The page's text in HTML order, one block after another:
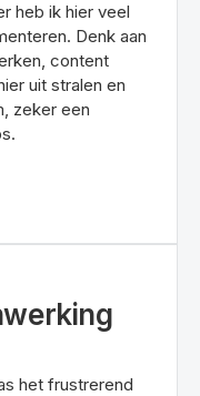
heb ik hier veel
Denk aan
content
uit stralen en
zeker een
het frustrerend